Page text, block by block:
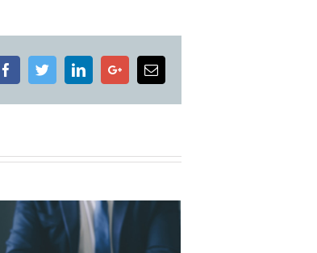
FacebookTwitterLinkedInGoogle+Email